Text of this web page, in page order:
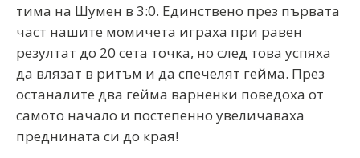
тима на Шумен в 3:0. Единствено през първата
част нашите момичета играха при равен
резултат до 20 сета точка, но след това успяха
да влязат в ритъм и да спечелят гейма. През
останалите два гейма варненки поведоха от
самото начало и постепенно увеличаваха
преднината си до края!